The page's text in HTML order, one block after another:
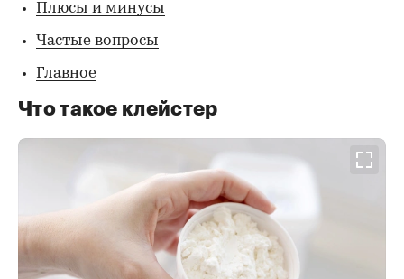
Плюсы и минусы
Частые вопросы
Главное
Что такое клейстер